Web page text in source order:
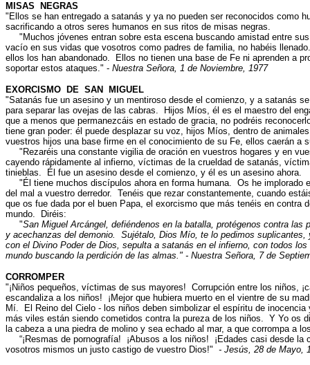
MISAS NEGRAS
"Ellos se han entregado a satanás y ya no pueden ser reconocidos como
sacrificando a otros seres humanos en sus ritos de misas negras.
"Muchos jóvenes entran sobre esta escena buscando amistad entre
vacío en sus vidas que vosotros como padres de familia, no habéis
ellos los han abandonado. Ellos no tienen una base de Fe ni aprenden a
soportar estos ataques." - Nuestra Señora, 1 de Noviembre, 1977
EXORCISMO DE SAN MIGUEL
"Satanás fue un asesino y un mentiroso desde el comienzo, y a satanás
para separar las ovejas de las cabras. Hijos Míos, él es el maestro del
que a menos que permanezcáis en estado de gracia, no podréis
tiene gran poder: él puede desplazar su voz, hijos Míos, dentro de
vuestros hijos una base firme en el conocimiento de su Fe, ellos caerán a
"Rezaréis una constante vigilia de oración en vuestros hogares y en
cayendo rápidamente al infierno, víctimas de la crueldad de satanás,
tinieblas. Él fue un asesino desde el comienzo, y él es un asesino ahora.
"Él tiene muchos discípulos ahora en forma humana. Os he implorado
del mal a vuestro derredor. Tenéis que rezar constantemente, cuando
que os fue dada por el buen Papa, el exorcismo que más tenéis en contra
mundo. Diréis:
"San Miguel Arcángel, defiéndenos en la batalla, protégenos contra las
y acechanzas del demonio. Sujétalo, Dios Mío, te lo pedimos
con el Divino Poder de Dios, sepulta a satanás en el infierno, con todos
mundo buscando la perdición de las almas." - Nuestra Señora, 7 de
CORROMPER
"¡Niños pequeños, víctimas de sus mayores! Corrupción entre los niños,
escandaliza a los niños! ¡Mejor que hubiera muerto en el vientre de su
Mí. El Reino del Cielo - los niños deben simbolizar el espíritu de
más viles están siendo cometidos contra la pureza de los niños. Y Yo os
la cabeza a una piedra de molino y sea echado al mar, a que corrompa a
“¡Resmas de pornografía! ¡Abusos a los niños! ¡Edades casi desde la
vosotros mismos un justo castigo de vuestro Dios!" - Jesús, 28 de Mayo,